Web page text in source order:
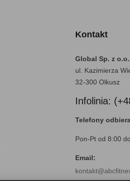
Kontakt
Global Sp. z o.o.
ul. Kazimierza
32-300 Olkusz
Infolinia:
Telefony
Pon-Pt od 8:00
Email: